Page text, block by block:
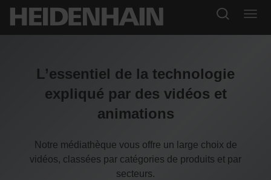
L’essentiel de la technologie
expliqué par des vidéos et
animations
Notre médiathèque vous offre un large choix de
vidéos, classées par catégories de produits et par
secteurs.